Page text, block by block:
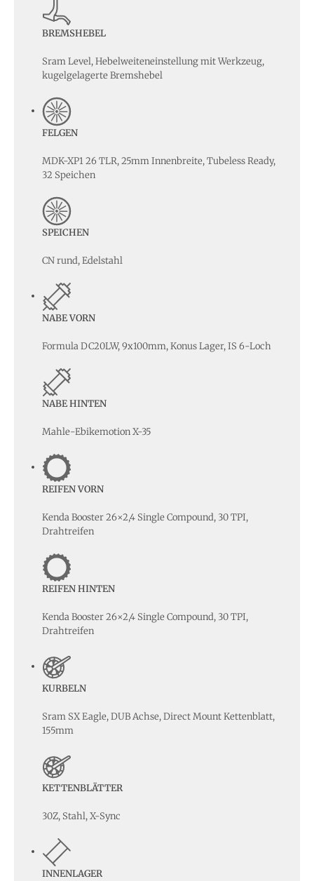
BREMSHEBEL
Sram Level, Hebelweiteneinstellung mit Werkzeug,
kugelgelagerte Bremshebel
FELGEN
MDK-XP1 26 TLR, 25mm Innenbreite, Tubeless Ready,
32 Speichen
SPEICHEN
CN rund, Edelstahl
NABE VORN
Formula DC20LW, 9x100mm, Konus Lager, IS 6-Loch
NABE HINTEN
Mahle-Ebikemotion X-35
REIFEN VORN
Kenda Booster 26×2,4 Single Compound, 30 TPI,
Drahtreifen
REIFEN HINTEN
Kenda Booster 26×2,4 Single Compound, 30 TPI,
Drahtreifen
KURBELN
Sram SX Eagle, DUB Achse, Direct Mount Kettenblatt,
155mm
KETTENBLÄTTER
30Z, Stahl, X-Sync
INNENLAGER